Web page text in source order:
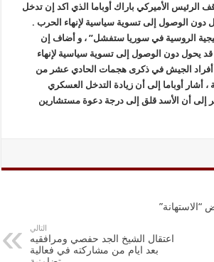
الرئيس الأميركي باراك أوباما الذي اكد إن تدخل
دون الوصول إلى تسوية سياسية لإنهاء الحرب .
الروسية في سوريا ستفشل” ، و أضاف إن
يحول دون الوصول إلى تسوية سياسية لإنهاء
أفراد الجيش في ذكرى هجمات الحادي عشر من
أشار أوباما إلى أن زيادة التدخل العسكري
إلى أن الأسد قلق إلى درجة دعوة مستشارين
“الاستهانة”
التالي
اعتقال الشيخ الجد حفصي ومرافقيه
بعد ايام من مشاركته في فعالية